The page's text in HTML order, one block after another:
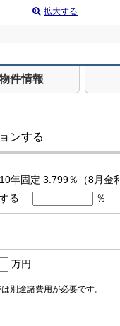
拡大する
件情報
ンする
年固定 3.799％（8月金利
る
％
万円
別途諸費用が必要です。